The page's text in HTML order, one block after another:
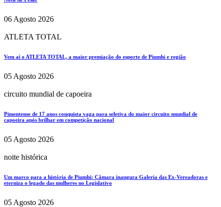
06 Agosto 2026
ATLETA TOTAL
Vem aí o ATLETA TOTAL, a maior premiação do esporte de Piumhi e região
05 Agosto 2026
circuito mundial de capoeira
Pimentense de 17 anos conquista vaga para seletiva do maior circuito mundial de
capoeira após brilhar em competição nacional
05 Agosto 2026
noite histórica
Um marco para a história de Piumhi: Câmara inaugura Galeria das Ex-Vereadoras e
eterniza o legado das mulheres no Legislativo
05 Agosto 2026